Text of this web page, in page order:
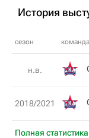
История
сезон команда
Полная статистика
н.в.
2018/2021